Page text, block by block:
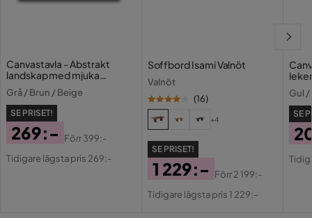
Canvastavla - Abstrakt
landskap med mjuka
övergångar mellan
jordtoner och grå nyanser
Grå / Brun / Beige
SE PRISET!
Pris
269:-
Original
Förr399:-
Tidigare lägsta pris 269:-
Soffbord Isami Valnöt
Valnöt
(16)
+4
SE PRISET!
Pris
1 229:-
Original
Förr2 199:-
Tidigare lägsta pris 1 229:-
Gul
SE